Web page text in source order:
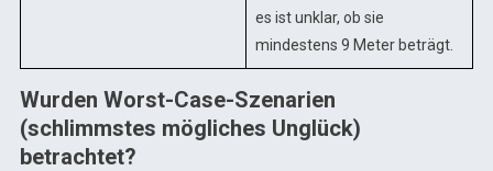
es ist unklar, ob sie
mindestens 9 Meter beträgt.
Wurden Worst-Case-Szenarien
(schlimmstes mögliches Unglück)
betrachtet?